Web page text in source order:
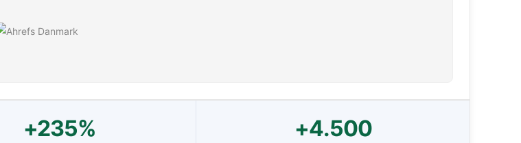
+235% +4.500